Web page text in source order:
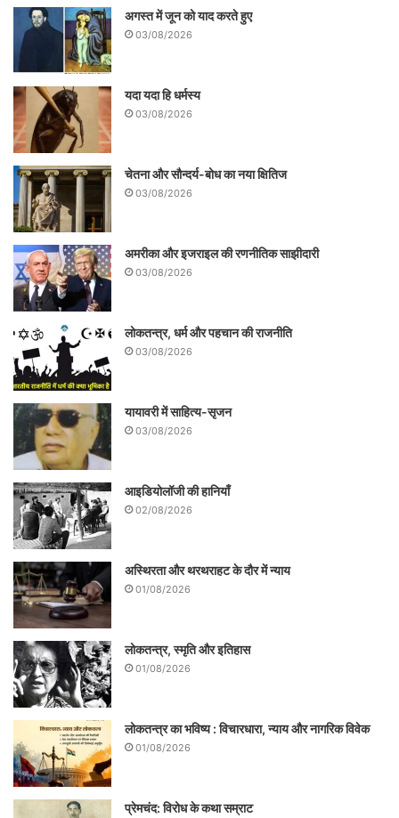
अगस्त में जून को याद करते हुए
03/08/2026
यदा यदा हि धर्मस्य
03/08/2026
चेतना और सौन्दर्य-बोध का नया क्षितिज
03/08/2026
अमरीका और इजराइल की रणनीतिक साझीदारी
03/08/2026
लोकतन्त्र, धर्म और पहचान की राजनीति
03/08/2026
यायावरी में साहित्य-सृजन
03/08/2026
आइडियोलॉजी की हानियाँ
02/08/2026
अस्थिरता और थरथराहट के दौर में न्याय
01/08/2026
लोकतन्त्र, स्मृति और इतिहास
01/08/2026
लोकतन्त्र का भविष्य : विचारधारा, न्याय और नागरिक विवेक
01/08/2026
प्रेमचंद: विरोध के कथा सम्राट